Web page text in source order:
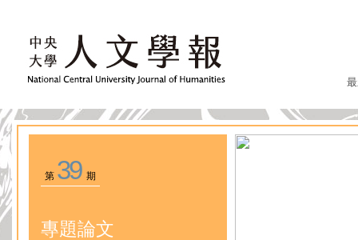
第 39期
專題論文